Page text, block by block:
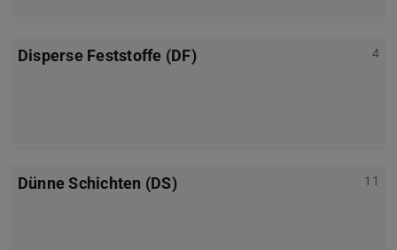
4
Disperse Feststoffe (DF)
11
Dünne Schichten (DS)